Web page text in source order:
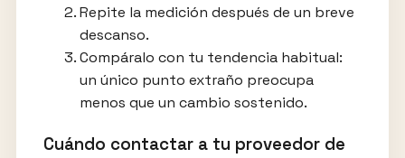
Repite la medición después de un breve
descanso.
Compáralo con tu tendencia habitual:
un único punto extraño preocupa
menos que un cambio sostenido.
Cuándo contactar a tu proveedor de